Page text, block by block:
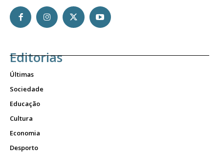
Editorias
Últimas
Sociedade
Educação
Cultura
Economia
Desporto